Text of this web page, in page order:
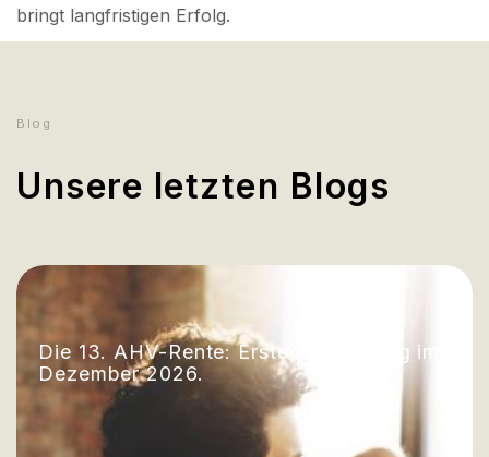
bringt langfristigen Erfolg.
Blog
Unsere letzten Blogs
Die 13. AHV-Rente: Erste Auszahlung im
Dezember 2026.